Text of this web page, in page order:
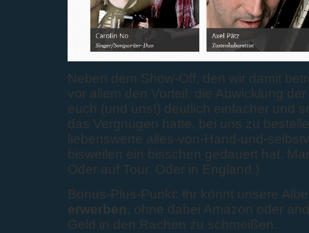
Neben dem Show-Off, den wir damit
vor allem den Vorteil: die Abwicklung
euch (und uns!) deutlich einfacher und
das Vergnügen hatte, bei uns zu
liebenswerte alles-von-Hand-und-
bisweilen ein bisschen gedauert hat.
Oder auf Tour. Oder in England.)
Bonus-Plus-Punkt: Ihr könnt unsere
erwerben, ohne dabei Amazon oder
Geld in den Rachen zu schmeißen.